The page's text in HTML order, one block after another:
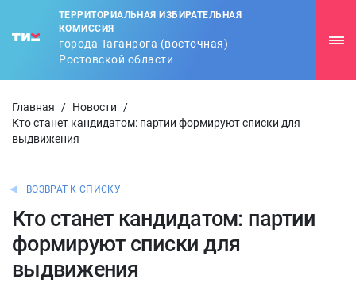
ТЕРРИТОРИАЛЬНАЯ ИЗБИРАТЕЛЬНАЯ
КОМИССИЯ
города Таганрога (восточная)
Ростовской области
Главная / Новости
/
Кто станет кандидатом: партии формируют списки для
выдвижения
ВОЗВРАТ К СПИСКУ
Кто станет кандидатом: партии
формируют списки для
выдвижения